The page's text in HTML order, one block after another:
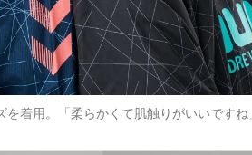
着用。「柔らかくて肌触りがいいですね